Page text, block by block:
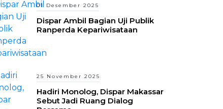
01 Desember 2025
Dispar Ambil Bagian Uji Publik
Ranperda Kepariwisataan
25 November 2025
Hadiri Monolog, Dispar Makassar
Sebut Jadi Ruang Dialog